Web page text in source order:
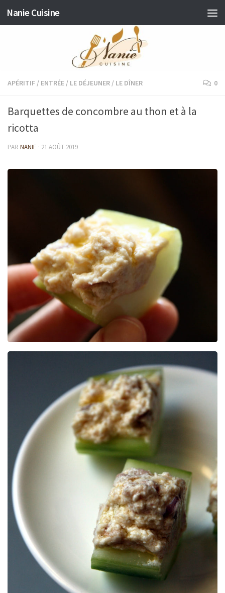
Skip to content
Nanie Cuisine
APÉRITIF / ENTRÉE / LE DÉJEUNER / LE DÎNER 0
Barquettes de concombre au thon et à la
ricotta
PAR NANIE · 21 AOÛT 2019